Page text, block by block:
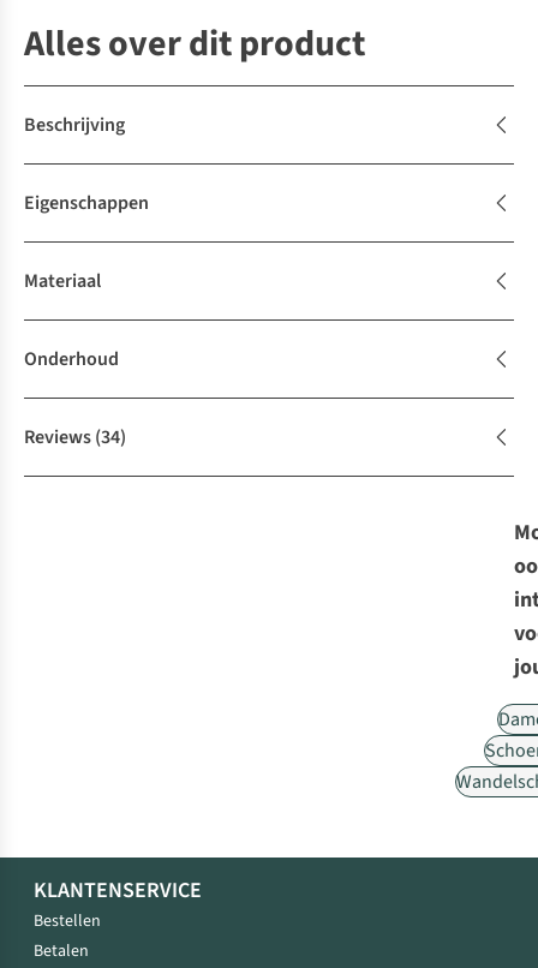
Alles over dit product
Beschrijving
Eigenschappen
Materiaal
Onderhoud
Reviews(34)
KLANTENSERVICE
Bestellen
Betalen